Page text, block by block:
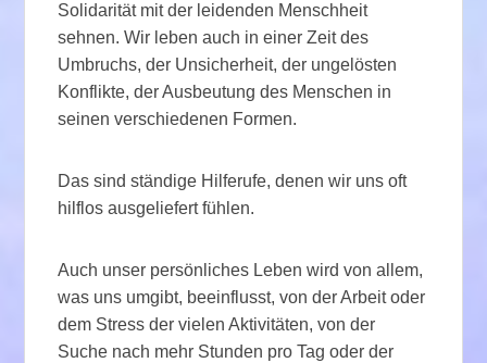
Solidarität mit der leidenden Menschheit
sehnen. Wir leben auch in einer Zeit des
Umbruchs, der Unsicherheit, der ungelösten
Konflikte, der Ausbeutung des Menschen in
seinen verschiedenen Formen.
Das sind ständige Hilferufe, denen wir uns oft
hilflos ausgeliefert fühlen.
Auch unser persönliches Leben wird von allem,
was uns umgibt, beeinflusst, von der Arbeit oder
dem Stress der vielen Aktivitäten, von der
Suche nach mehr Stunden pro Tag oder der